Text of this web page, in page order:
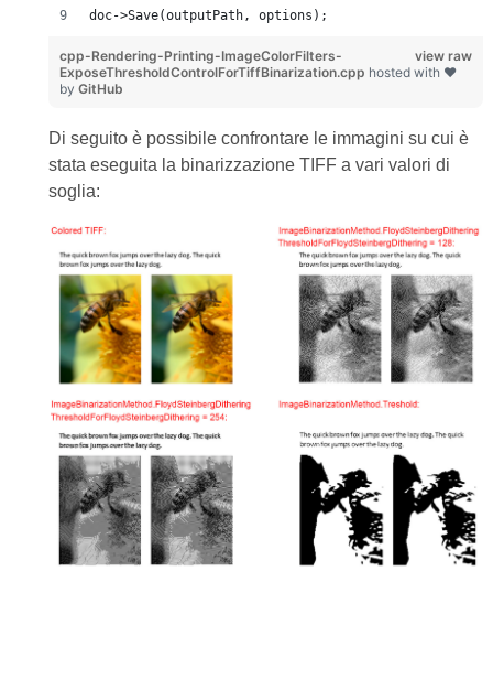
doc->Save(outputPath, options);
view raw
cpp-Rendering-Printing-ImageColorFilters-
ExposeThresholdControlForTiffBinarization.cpp hosted with ❤
by GitHub
Di seguito è possibile confrontare le immagini su cui è
stata eseguita la binarizzazione TIFF a vari valori di
soglia: